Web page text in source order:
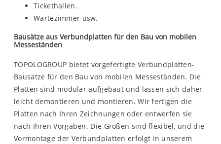
Tickethallen.
Wartezimmer usw.
Bausätze aus Verbundplatten für den Bau von mobilen
Messeständen
TOPOLOGROUP bietet vorgefertigte Verbundplatten-
Bausätze für den Bau von mobilen Messeständen. Die
Platten sind modular aufgebaut und lassen sich daher
leicht demontieren und montieren. Wir fertigen die
Platten nach Ihren Zeichnungen oder entwerfen sie
nach Ihren Vorgaben. Die Größen sind flexibel, und die
Vormontage der Verbundplatten erfolgt in unserem